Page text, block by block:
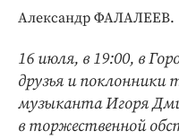
Бренд года
Работодатель
Александр ФАЛАЛЕЕВ.
16 июля, в 19:00, в
друзья и поклонники
музыканта Игоря
в торжественной